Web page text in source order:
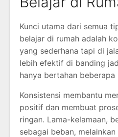
Kunci utama dari semua
belajar di rumah adalah
yang sederhana tapi di
lebih efektif di banding
hanya bertahan beberapa
Konsistensi membantu
positif dan membuat
ringan. Lama-kelamaan,
sebagai beban,